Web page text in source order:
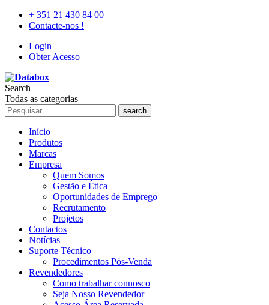
+ 351 21 430 84 00
Contacte-nos !
Login
Obter Acesso
Search
Todas as categorias
search
Início
Produtos
Marcas
Empresa
Quem Somos
Gestão e Ética
Oportunidades de Emprego
Recrutamento
Projetos
Contactos
Notícias
Suporte Técnico
Procedimentos Pós-Venda
Revendedores
Como trabalhar connosco
Seja Nosso Revendedor